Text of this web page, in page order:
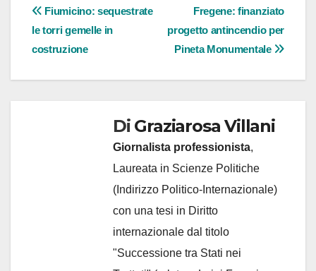
Navigazione
articoli
Fregene: finanziato
progetto antincendio per
Pineta Monumentale
Fiumicino: sequestrate
le torri gemelle in
costruzione
Di Graziarosa Villani
Giornalista professionista,
Laureata in Scienze Politiche
(Indirizzo Politico-Internazionale)
con una tesi in Diritto
internazionale dal titolo
"Successione tra Stati nei